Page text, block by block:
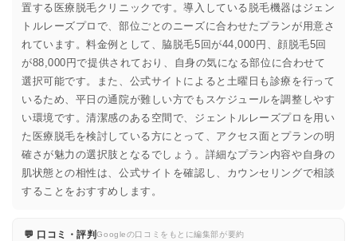
置する医療脱毛クリニックです。導入している脱毛機器はジェン
トルレーズプロで、部位ごとのニーズに合わせたプランが用意さ
れています。料金例として、脇脱毛5回が44,000円、顔脱毛5回
が88,000円で提供されており、自身の気になる部位に合わせて
選択可能です。また、公式サイトによると土曜日も診療を行って
いるため、平日の通院が難しい方でもスケジュールを調整しやす
い環境です。清潔感のある空間で、ジェントルレーズプロを用い
た医療脱毛を検討している方にとって、アクセス面とプランの明
確さが魅力の選択肢となるでしょう。詳細なプラン内容や自身の
肌状態との相性は、公式サイトを確認し、カウンセリングで相談
することをおすすめします。
💬 口コミ・評判Googleの口コミをもとに編集部が要約